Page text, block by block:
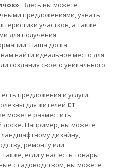
. Здесь вы можете
предложениями, узнать
участков, а также
для получения
Наша доска
найти идеальное место для
создания своего уникального
предложения и услуги,
для жителей СТ
можете разместить
Например, вы можете
ландшафтному дизайну,
ремонту или
если у вас есть товары
с садоводством, вы можете